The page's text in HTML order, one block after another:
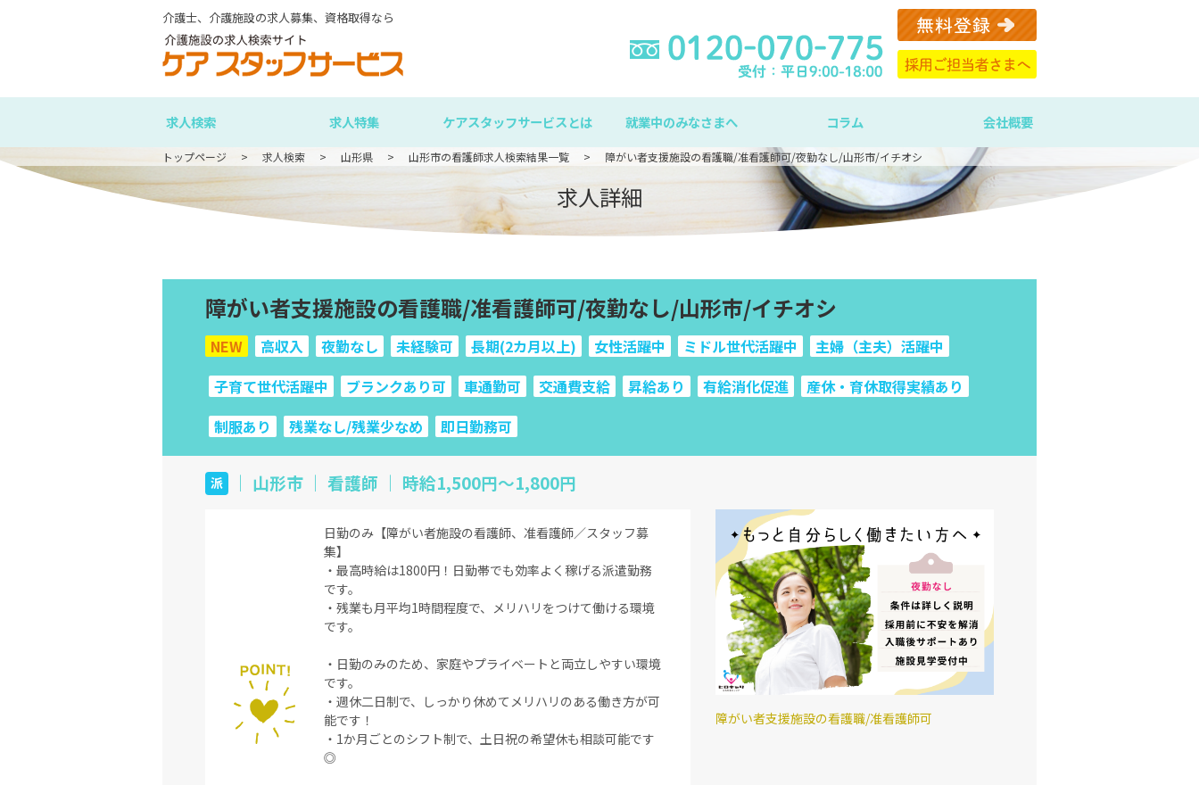
介護士、介護施設の求人募集、資格取得なら
求人検索 求人特集 ケアスタッフサービスとは 就業中のみなさまへ コラム 会社概要
トップページ 求人検索 山形県 山形市の看護師求人検索結果一覧 障がい者支援施設の看護職/准看護師可/夜勤なし/山形市/イチオシ
求人詳細
障がい者支援施設の看護職/准看護師可/夜勤なし/山形市/イチオシ
NEW 高収入 夜勤なし 未経験可 長期(2カ月以上) 女性活躍中 ミドル世代活躍中
主婦（主夫）活躍中
子育て世代活躍中
ブランクあり可 車通勤可 交通費支給 昇給あり 有給消化促進
産休・育休取得実績あり
制服あり
残業なし/残業少なめ 即日勤務可
派 ｜ 山形市 ｜ 看護師 ｜ 時給1,500円〜1,800円
日勤のみ【障がい者施設の看護師、准看護師／スタッフ募
集】
・最高時給は1800円！日勤帯でも効率よく稼げる派遣勤務
です。
・残業も月平均1時間程度で、メリハリをつけて働ける環境
です。
・日勤のみのため、家庭やプライベートと両立しやすい環境
です。
・週休二日制で、しっかり休めてメリハリのある働き方が可
能です！
・1か月ごとのシフト制で、土日祝の希望休も相談可能です
◎
障がい者支援施設の看護職/准看護師可